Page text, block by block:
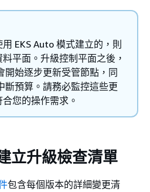
EKS Auto 模式建立的，則
平面。升級控制平面之後，
開始逐步更新受管節點，同
斷預算。請務必監控這些更
您的操作需求。
立升級檢查清單
包含每個版本的詳細變更清